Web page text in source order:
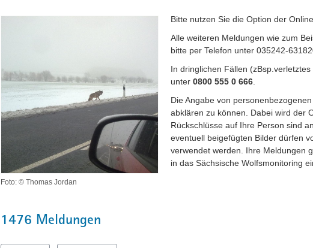
Foto: © Thomas Jordan
Bitte nutzen Sie die Option der
Alle weiteren Meldungen wie zum
bitte per Telefon unter 035242-
In dringlichen Fällen
unter0800 555 0 666
Die Angabe von
abklären zu können. Dabei wird der
Rückschlüsse auf Ihre Person sind
eventuell beigefügten Bilder dürfen
verwendet werden. Ihre Meldungen
in das Sächsische Wolfsmonitoring
1476 Meldungen